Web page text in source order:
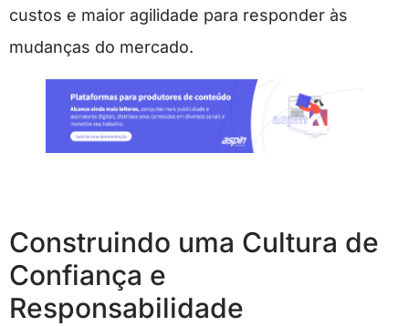
custos e maior agilidade para responder às
mudanças do mercado.
Construindo uma Cultura de
Confiança e
Responsabilidade